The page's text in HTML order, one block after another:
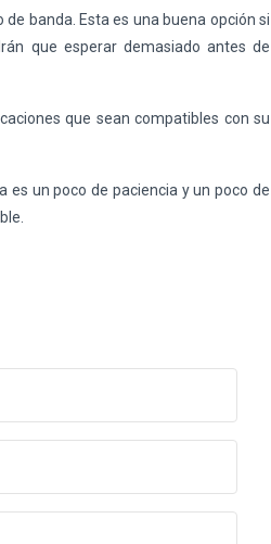
banda. Esta es una buena opción si
que esperar demasiado antes de
que sean compatibles con su
es un poco de paciencia y un poco de